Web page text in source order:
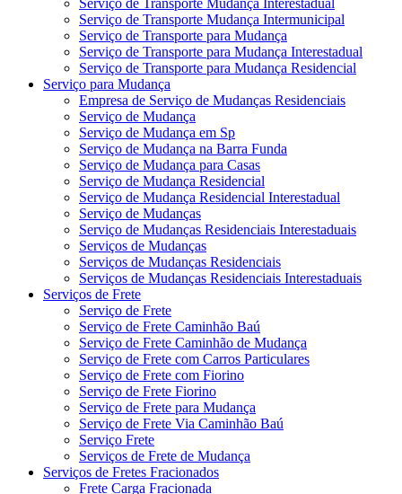
Serviço de Transporte Mudança Interestadual
Serviço de Transporte Mudança Intermunicipal
Serviço de Transporte para Mudança
Serviço de Transporte para Mudança Interestadual
Serviço de Transporte para Mudança Residencial
Serviço para Mudança
Empresa de Serviço de Mudanças Residenciais
Serviço de Mudança
Serviço de Mudança em Sp
Serviço de Mudança na Barra Funda
Serviço de Mudança para Casas
Serviço de Mudança Residencial
Serviço de Mudança Residencial Interestadual
Serviço de Mudanças
Serviço de Mudanças Residenciais Interestaduais
Serviços de Mudanças
Serviços de Mudanças Residenciais
Serviços de Mudanças Residenciais Interestaduais
Serviços de Frete
Serviço de Frete
Serviço de Frete Caminhão Baú
Serviço de Frete Caminhão de Mudança
Serviço de Frete com Carros Particulares
Serviço de Frete com Fiorino
Serviço de Frete Fiorino
Serviço de Frete para Mudança
Serviço de Frete Via Caminhão Baú
Serviço Frete
Serviços de Frete de Mudança
Serviços de Fretes Fracionados
Frete Carga Fracionada